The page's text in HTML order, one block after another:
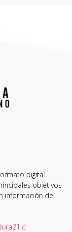
digital
objetivos
información de